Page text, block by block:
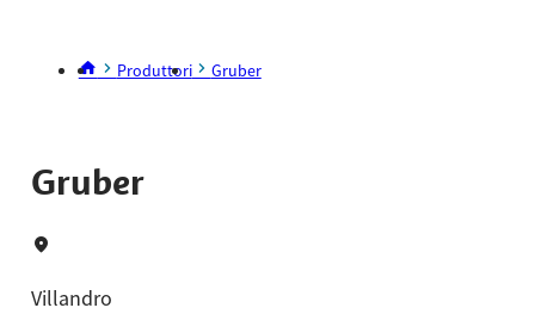
Produttori Gruber
Gruber
Villandro